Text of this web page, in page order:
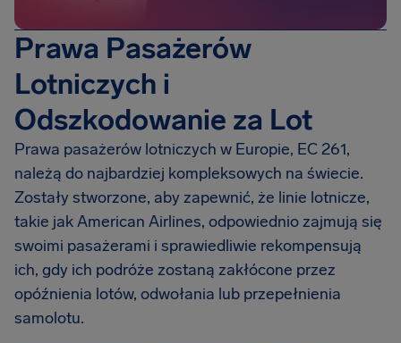
Prawa Pasażerów
Lotniczych i
Odszkodowanie za Lot
Prawa pasażerów lotniczych w Europie, EC 261,
należą do najbardziej kompleksowych na świecie.
Zostały stworzone, aby zapewnić, że linie lotnicze,
takie jak American Airlines, odpowiednio zajmują się
swoimi pasażerami i sprawiedliwie rekompensują
ich, gdy ich podróże zostaną zakłócone przez
opóźnienia lotów, odwołania lub przepełnienia
samolotu.